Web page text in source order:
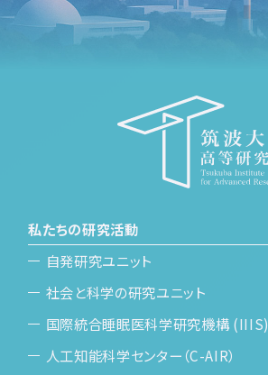
私たちの研究活動
自発研究ユニット
社会と科学の研究ユニット
国際統合睡眠医科学研究機構 (IIIS)
人工知能科学センター（C-AIR）